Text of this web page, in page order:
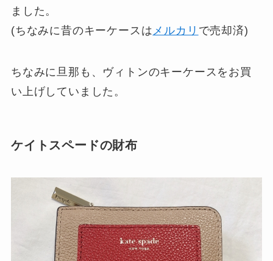
ました。
(ちなみに昔のキーケースはメルカリ で売却済)
ちなみに旦那も、ヴィトンのキーケースをお買
い上げしていました。
ケイトスペードの財布